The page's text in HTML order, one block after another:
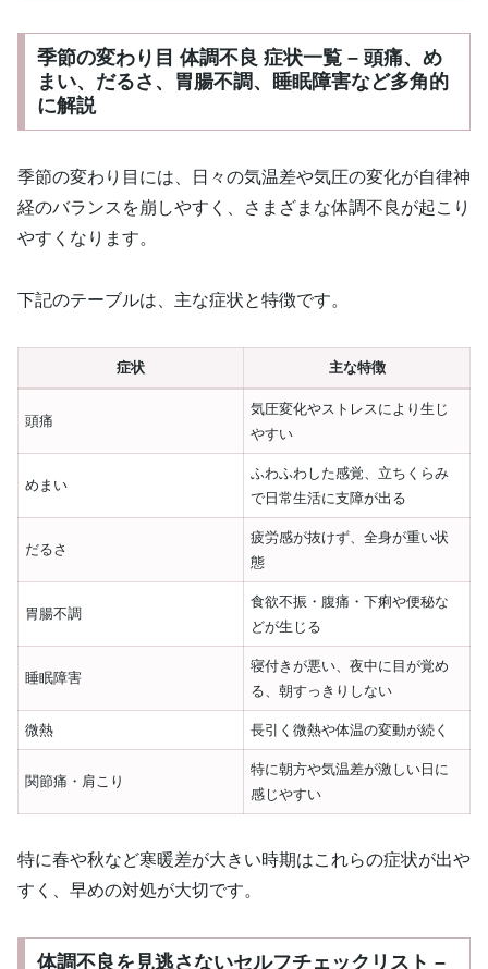
季節の変わり目 体調不良 症状一覧 – 頭痛、め
まい、だるさ、胃腸不調、睡眠障害など多角的
に解説
季節の変わり目には、日々の気温差や気圧の変化が自律神
経のバランスを崩しやすく、さまざまな体調不良が起こり
やすくなります。
下記のテーブルは、主な症状と特徴です。
症状 主な特徴
頭痛
気圧変化やストレスにより生じ
やすい
めまい
ふわふわした感覚、立ちくらみ
で日常生活に支障が出る
だるさ
疲労感が抜けず、全身が重い状
態
胃腸不調
食欲不振・腹痛・下痢や便秘な
どが生じる
睡眠障害
寝付きが悪い、夜中に目が覚め
る、朝すっきりしない
微熱 長引く微熱や体温の変動が続く
関節痛・肩こり
特に朝方や気温差が激しい日に
感じやすい
特に春や秋など寒暖差が大きい時期はこれらの症状が出や
すく、早めの対処が大切です。
体調不良を見逃さないセルフチェックリスト –